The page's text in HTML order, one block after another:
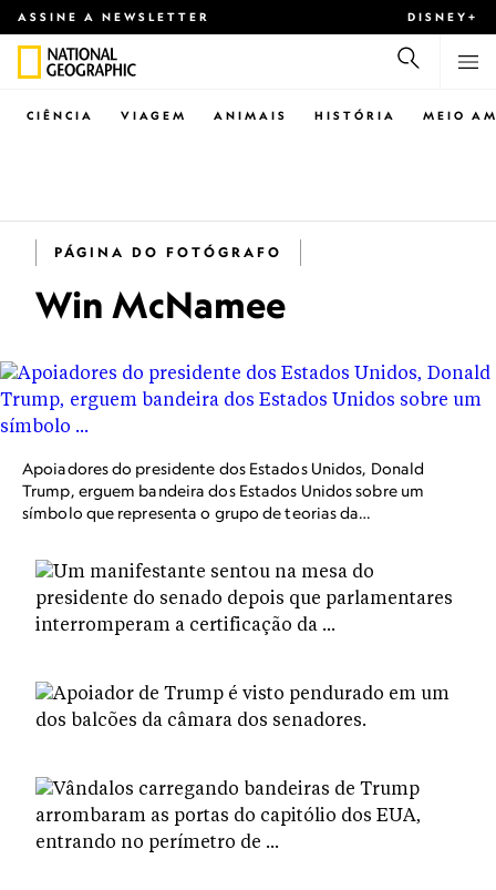
ASSINE A NEWSLETTER DISNEY+
CIÊNCIA VIAGEM ANIMAIS HISTÓRIA MEIO
PÁGINA DO FOTÓGRAFO
Win McNamee
Apoiadores do presidente dos Estados Unidos, Donald
Trump, erguem bandeira dos Estados Unidos sobre um
símbolo que representa o grupo de teorias da
país, em 6 de janeiro de 2021, em Washington, D.C.